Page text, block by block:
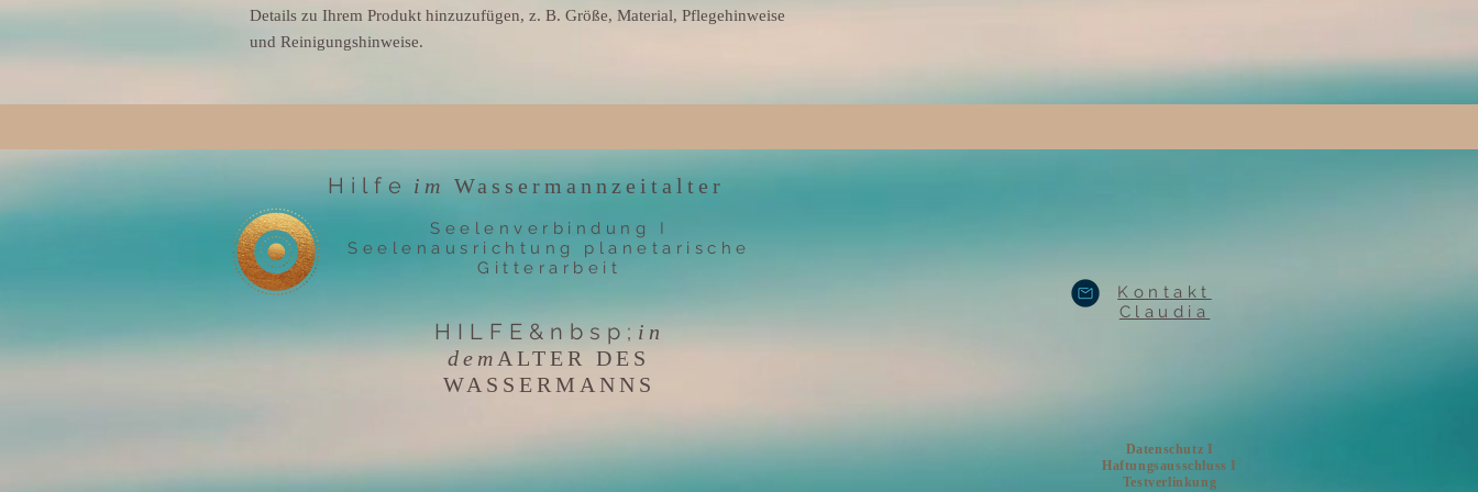
Details zu Ihrem Produkt hinzuzufügen, z. B. Größe, Material, Pflegehinweise
und Reinigungshinweise.
Hilfe im Wassermannzeitalter
Seelenverbindung I
Seelenausrichtung planetarische
Gitterarbeit
HILFE&nbsp; in
dem ALTER DES
WASSERMANNS
Kontakt
Claudia
Datenschutz I
Haftungsausschluss I
Testverlinkung